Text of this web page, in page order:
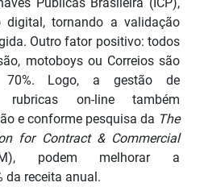
digital, tornando a validação
Outro fator positivo: todos
motoboys ou Correios são
Logo, a gestão de
on-line também
e conforme pesquisa da The
for Contract & Commercial
podem melhorar a
da receita anual.